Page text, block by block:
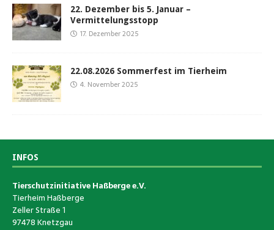
22. Dezember bis 5. Januar –
Vermittelungsstopp
17. Dezember 2025
22.08.2026 Sommerfest im Tierheim
4. November 2025
INFOS
Tierschutzinitiative Haßberge e.V.
Tierheim Haßberge
Zeller Straße 1
97478 Knetzgau